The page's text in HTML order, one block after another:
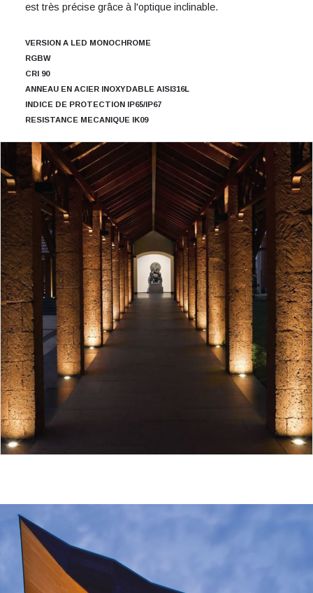
est très précise grâce à l'optique inclinable.
VERSION A LED MONOCHROME
RGBW
CRI 90
ANNEAU EN ACIER INOXYDABLE AISI316L
INDICE DE PROTECTION IP65/IP67
RESISTANCE MECANIQUE IK09